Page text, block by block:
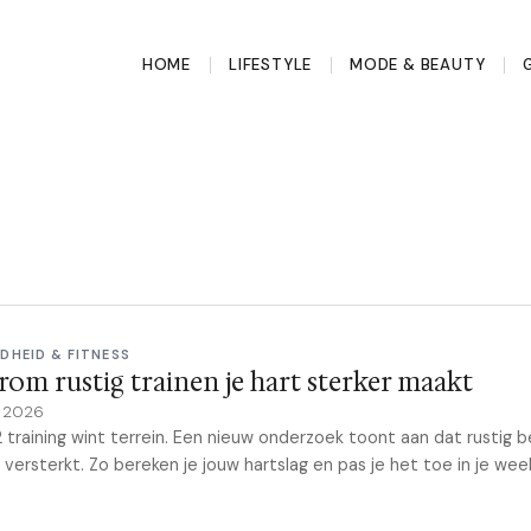
HOME LIFESTYLE MODE & BEAUTY
& FITNESS
rustig trainen je hart sterker maakt
2026
training wint terrein. Een nieuw onderzoek toont aan dat rustig
Zo bereken je jouw hartslag en pas je het toe in je